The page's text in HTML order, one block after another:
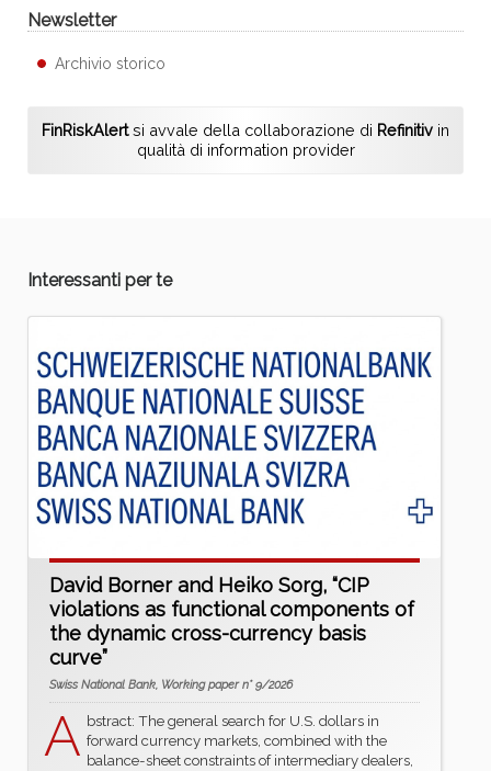
Newsletter
Archivio storico
FinRiskAlertsi avvale della collaborazione di Refinitiv in
qualità di information provider
Interessanti per te
David Borner and Heiko Sorg, “CIP
violations as functional components of
the dynamic cross-currency basis
curve”
Swiss National Bank, Working paper n° 9/2026
A bstract: The general search for U.S. dollars in
forward currency markets, combined with the
balance-sheet constraints of intermediary dealers,